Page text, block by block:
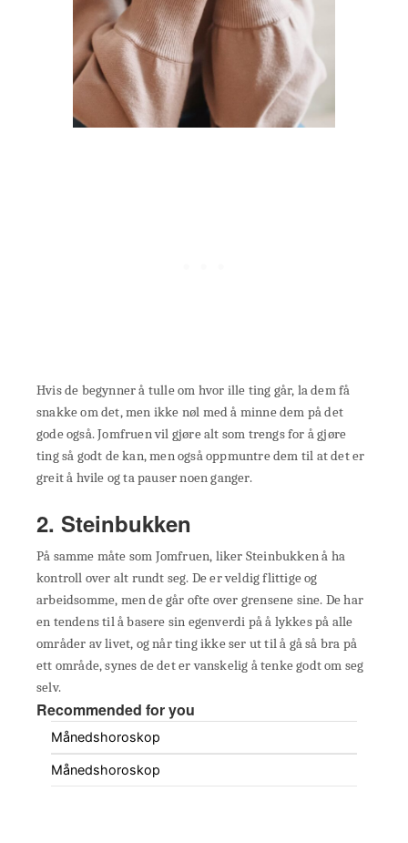
Hvis de begynner å tulle om hvor ille ting går, la dem få
snakke om det, men ikke nøl med å minne dem på det
gode også. Jomfruen vil gjøre alt som trengs for å gjøre
ting så godt de kan, men også oppmuntre dem til at det er
greit å hvile og ta pauser noen ganger.
2. Steinbukken
På samme måte som Jomfruen, liker Steinbukken å ha
kontroll over alt rundt seg. De er veldig flittige og
arbeidsomme, men de går ofte over grensene sine. De har
en tendens til å basere sin egenverdi på å lykkes på alle
områder av livet, og når ting ikke ser ut til å gå så bra på
ett område, synes de det er vanskelig å tenke godt om seg
selv.
Recommended for you
Månedshoroskop
Månedshoroskop